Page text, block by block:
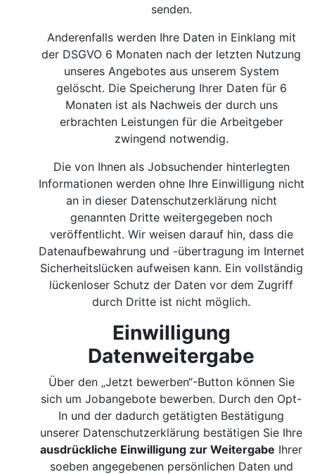
senden.
Anderenfalls werden Ihre Daten in Einklang mit
der DSGVO 6 Monaten nach der letzten Nutzung
unseres Angebotes aus unserem System
gelöscht. Die Speicherung Ihrer Daten für 6
Monaten ist als Nachweis der durch uns
erbrachten Leistungen für die Arbeitgeber
zwingend notwendig.
Die von Ihnen als Jobsuchender hinterlegten
Informationen werden ohne Ihre Einwilligung nicht
an in dieser Datenschutzerklärung nicht
genannten Dritte weitergegeben noch
veröffentlicht. Wir weisen darauf hin, dass die
Datenaufbewahrung und -übertragung im Internet
Sicherheitslücken aufweisen kann. Ein vollständig
lückenloser Schutz der Daten vor dem Zugriff
durch Dritte ist nicht möglich.
Einwilligung
Datenweitergabe
Über den „Jetzt bewerben“-Button können Sie
sich um Jobangebote bewerben. Durch den Opt-
In und der dadurch getätigten Bestätigung
unserer Datenschutzerklärung bestätigen Sie Ihre
ausdrückliche Einwilligung zur Weitergabe Ihrer
soeben angegebenen persönlichen Daten und